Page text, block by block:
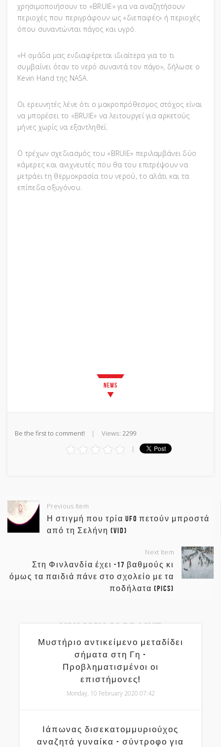
χρησιμοποιήσουν το «BRUIE» για να αναζητήσουν
περιοχές που περιγράφουν ως «διεπαφές» ή περιοχές
όπου συναντώνται πάγος και υγρό.
«Η ομάδα μας ενδιαφέρεται ιδιαίτερα για το τι
συμβαίνει όταν το νερό συναντά τον πάγο», δήλωσε ο
Kevin Hand της NASA.
Οι ερευνητές λένε ότι ο μακροπρόθεσμος στόχος είναι
να μπορέσει το «BRUIE» να λειτουργεί για αρκετούς
μήνες χωρίς να εξαντληθεί.
Ο τρέχων σχεδιασμός του «BRUIE» περιλαμβάνει δύο
κάμερες και ανιχνευτές που θα του επιτρέψουν να
μετράει τη θερμοκρασία του νερού, το αλάτι και τα
επίπεδα οξυγόνου.
News
Be the first to comment! Views: 2299
Previous Item
Η στιγμή που τρία UFO πετούν μπροστά
από τη Σελήνη (vid)
Next Item
Στη Φινλανδία έχει -17 βαθμούς κι
όμως τα παιδιά πάνε στο σχολείο με τα
ποδήλατα (pics)
You May Also Like
Μυστήριο αντικείμενο μεταδίδει
σήματα στη Γη -
Προβληματισμένοι οι
επιστήμονες!
Monday, 10 February 2020 07:42
Ιάπωνας δισεκατομμυριούχος
αναζητά γυναίκα - σύντροφο για